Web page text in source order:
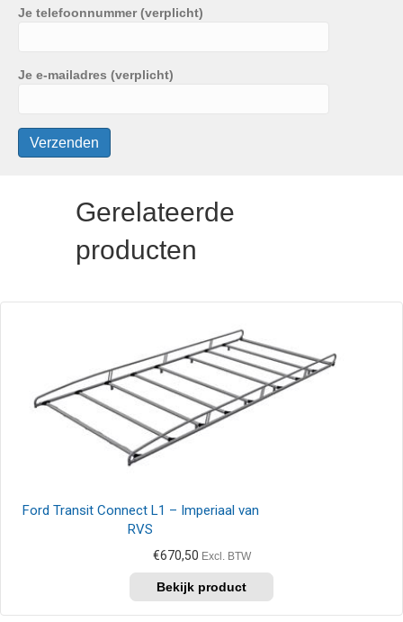
Je telefoonnummer (verplicht)
Je e-mailadres (verplicht)
Gerelateerde
producten
Ford Transit Connect L1 – Imperiaal van
RVS
€670,50 Excl. BTW